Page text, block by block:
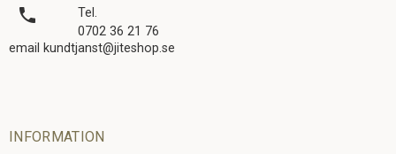
local_phone
Tel.
0702 36 21 76
email kundtjanst@jiteshop.se
INFORMATION